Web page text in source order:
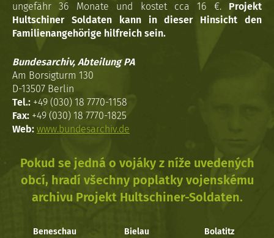
ungefähr 36 Monate und kostet cca 16 €. Projekt
Hultschiner Soldaten kann in dieser Hinsicht den
Familienangehörige hilfreich sein.
Bundesarchiv, Abteilung PA
Am Borsigturm 130
D-13507 Berlin
Tel.: +49 (030) 18 7770-1158
Fax: +49 (030) 18 7770-1825
Web: www.bundesarchiv.de
Pokud se jedná o vojáky z níže uvedených
obcí, hradí všechny poplatky vojenskému
archivu Projekt Hultschiner-Soldaten.
Beneschau Bielau Bolatitz